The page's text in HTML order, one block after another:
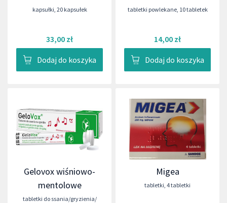
kapsułki 20 kapsułek
33,00 zł
Dodaj do koszyka
tabletki powlekane, 10 tabletek
14,00 zł
Dodaj do koszyka
Gelovox wiśniowo-
mentolowe
tabletki do ssania/gryzienia/
Migea
tabletki 4 tabletki